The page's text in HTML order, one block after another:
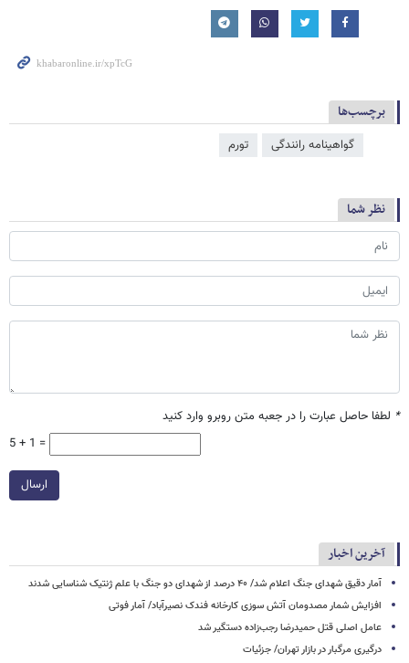
برچسب‌ها
گواهینامه رانندگی تورم
نظر شما
* لطفا حاصل عبارت را در جعبه متن روبرو وارد کنید
5 + 1 =
ارسال
آخرین اخبار
آمار دقیق شهدای جنگ اعلام شد/ ۴۰ درصد از شهدای دو جنگ با علم ژنتیک شناسایی شدند
افزایش شمار مصدومان آتش سوزی کارخانه فندک نصیرآباد/ آمار فوتی
عامل اصلی قتل حمیدرضا رجب‌زاده دستگیر شد
درگیری مرگبار در بازار تهران/ جزئیات